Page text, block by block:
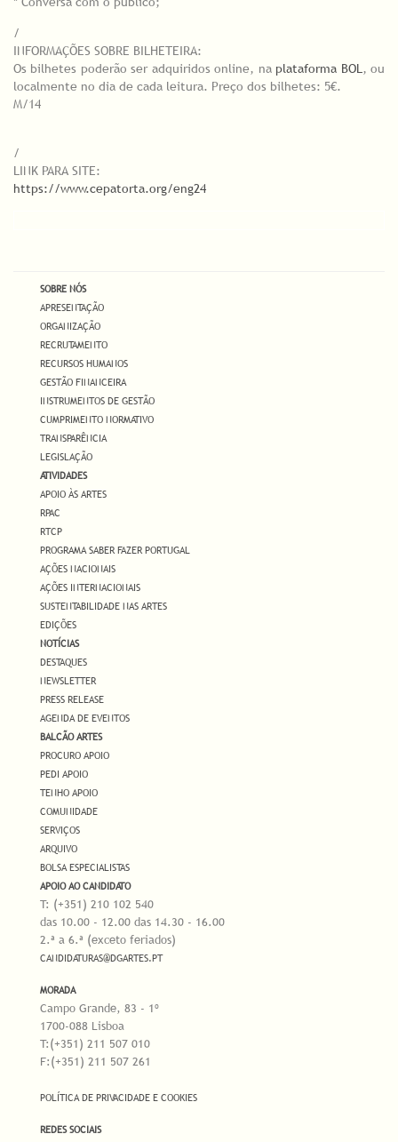
/
INFORMAÇÕES SOBRE BILHETEIRA:
Os bilhetes poderão ser adquiridos online, na plataforma BOL, ou
localmente no dia de cada leitura. Preço dos bilhetes: 5€.
M/14
/
LINK PARA SITE:
https://www.cepatorta.org/eng24
SOBRE NÓS
APRESENTAÇÃO
ORGANIZAÇÃO
RECRUTAMENTO
RECURSOS HUMANOS
GESTÃO FINANCEIRA
INSTRUMENTOS DE GESTÃO
CUMPRIMENTO NORMATIVO
TRANSPARÊNCIA
LEGISLAÇÃO
ATIVIDADES
APOIO ÀS ARTES
RPAC
RTCP
PROGRAMA SABER FAZER PORTUGAL
AÇÕES NACIONAIS
AÇÕES INTERNACIONAIS
SUSTENTABILIDADE NAS ARTES
EDIÇÕES
NOTÍCIAS
DESTAQUES
NEWSLETTER
PRESS RELEASE
AGENDA DE EVENTOS
BALCÃO ARTES
PROCURO APOIO
PEDI APOIO
TENHO APOIO
COMUNIDADE
SERVIÇOS
ARQUIVO
BOLSA ESPECIALISTAS
APOIO AO CANDIDATO
T: (+351) 210 102 540
das 10.00 - 12.00 das 14.30 - 16.00
2.ª a 6.ª (exceto feriados)
CANDIDATURAS@DGARTES.PT
MORADA
Campo Grande, 83 - 1º
1700-088 Lisboa
T:(+351) 211 507 010
F:(+351) 211 507 261
POLÍTICA DE PRIVACIDADE E COOKIES
REDES SOCIAIS